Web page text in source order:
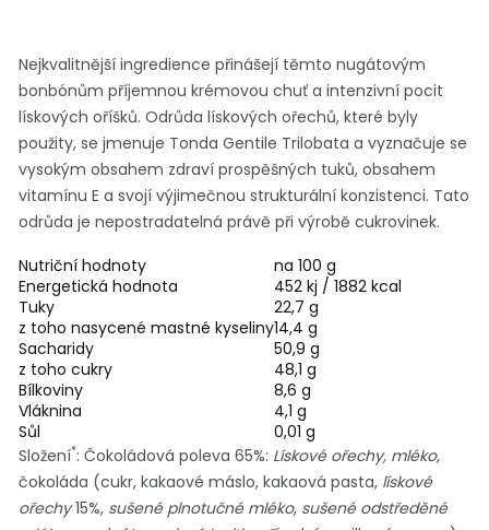
Nejkvalitnější ingredience přinášejí těmto nugátovým
bonbónům příjemnou krémovou chuť a intenzivní pocit
lískových oříšků. Odrůda lískových ořechů, které byly
použity, se jmenuje Tonda Gentile Trilobata a vyznačuje se
vysokým obsahem zdraví prospěšných tuků, obsahem
vitamínu E a svojí výjimečnou strukturální konzistenci. Tato
odrůda je nepostradatelná právě při výrobě cukrovinek.
Nutriční hodnoty
na 100 g
Energetická hodnota
452 kj / 1882 kcal
Tuky
22,7 g
z toho nasycené mastné kyseliny14,4 g
Sacharidy
50,9 g
z toho cukry
48,1 g
Bílkoviny
8,6 g
Vláknina
4,1 g
Sůl
0,01 g
Složení*: Čokoládová poleva 65%: Lískové ořechy, mléko,
čokoláda (cukr, kakaové máslo, kakaová pasta, lískové
ořechy15%, sušené plnotučné mléko, sušené odstředěné